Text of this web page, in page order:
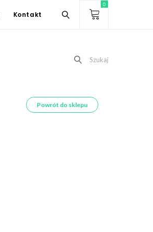
0
Kontakt
Szukaj
Powrót do sklepu